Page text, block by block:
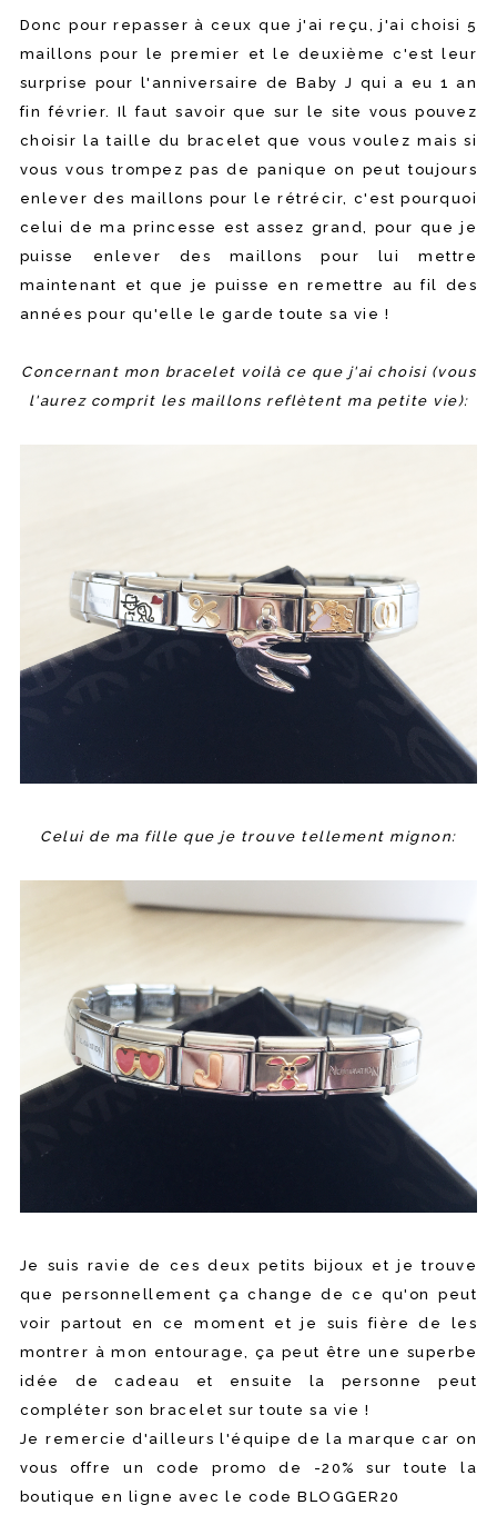
Donc pour repasser à ceux que j'ai reçu, j'ai choisi 5
maillons pour le premier et le deuxième c'est leur
surprise pour l'anniversaire de Baby J qui a eu 1 an
fin février. Il faut savoir que sur le site vous pouvez
choisir la taille du bracelet que vous voulez mais si
vous vous trompez pas de panique on peut toujours
enlever des maillons pour le rétrécir, c'est pourquoi
celui de ma princesse est assez grand, pour que je
puisse enlever des maillons pour lui mettre
maintenant et que je puisse en remettre au fil des
années pour qu'elle le garde toute sa vie !
Concernant mon bracelet voilà ce que j'ai choisi (vous
l'aurez comprit les maillons reflètent ma petite vie):
Celui de ma fille que je trouve tellement mignon:
Je suis ravie de ces deux petits bijoux et je trouve
que personnellement ça change de ce qu'on peut
voir partout en ce moment et je suis fière de les
montrer à mon entourage, ça peut être une superbe
idée de cadeau et ensuite la personne peut
compléter son bracelet sur toute sa vie !
Je remercie d'ailleurs l'équipe de la marque car on
vous offre un code promo de -20% sur toute la
boutique en ligne avec le code BLOGGER20